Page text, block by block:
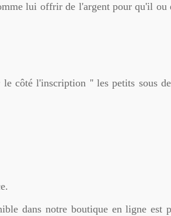
lui offrir de l'argent pour qu'il
côté l'inscription '' les petits sous
dans notre boutique en ligne est